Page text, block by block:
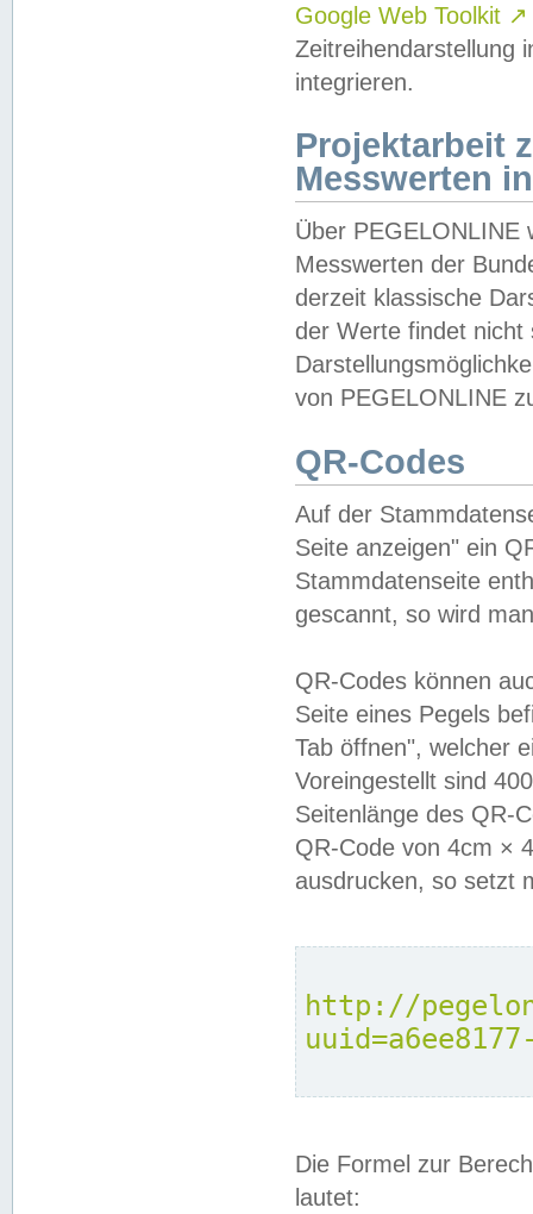
Google Web Toolkit ↗
Zeitreihendarstellung
integrieren.
Projektarbeit
Messwerten
Über PEGELONLINE
Messwerten der
derzeit klassische
der Werte findet
von PEGELONLINE
QR-Codes
Auf der
Seite anzeigen" ein
Stammdatenseite
gescannt, so wird
QR-Codes können
Seite eines Pegels
Tab öffnen", welcher
Voreingestellt sind
Seitenlänge des QR-
QR-Code von 4cm ×
ausdrucken, so setzt
http://
Die Formel zur
lautet: